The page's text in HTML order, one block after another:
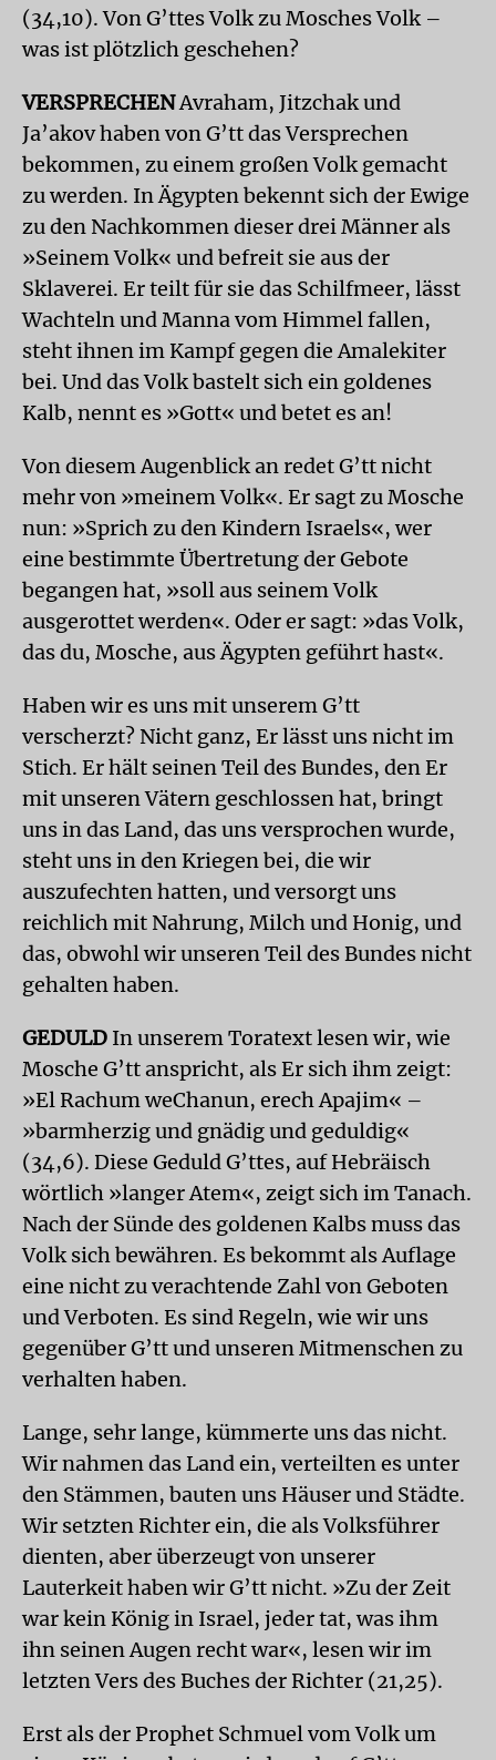
(34,10). Von G’ttes Volk zu Mosches Volk –
was ist plötzlich geschehen?
VERSPRECHENAvraham, Jitzchak und
Ja’akov haben von G’tt das Versprechen
bekommen, zu einem großen Volk gemacht
zu werden. In Ägypten bekennt sich der Ewige
zu den Nachkommen dieser drei Männer als
»Seinem Volk« und befreit sie aus der
Sklaverei. Er teilt für sie das Schilfmeer, lässt
Wachteln und Manna vom Himmel fallen,
steht ihnen im Kampf gegen die Amalekiter
bei. Und das Volk bastelt sich ein goldenes
Kalb, nennt es »Gott« und betet es an!
Von diesem Augenblick an redet G’tt nicht
mehr von »meinem Volk«. Er sagt zu Mosche
nun: »Sprich zu den Kindern Israels«, wer
eine bestimmte Übertretung der Gebote
begangen hat, »soll aus seinem Volk
ausgerottet werden«. Oder er sagt: »das Volk,
das du, Mosche, aus Ägypten geführt hast«.
Haben wir es uns mit unserem G’tt
verscherzt? Nicht ganz, Er lässt uns nicht im
Stich. Er hält seinen Teil des Bundes, den Er
mit unseren Vätern geschlossen hat, bringt
uns in das Land, das uns versprochen wurde,
steht uns in den Kriegen bei, die wir
auszufechten hatten, und versorgt uns
reichlich mit Nahrung, Milch und Honig, und
das, obwohl wir unseren Teil des Bundes nicht
gehalten haben.
GEDULD In unserem Toratext lesen wir, wie
Mosche G’tt anspricht, als Er sich ihm zeigt:
»El Rachum weChanun, erech Apajim« –
»barmherzig und gnädig und geduldig«
(34,6). Diese Geduld G’ttes, auf Hebräisch
wörtlich »langer Atem«, zeigt sich im Tanach.
Nach der Sünde des goldenen Kalbs muss das
Volk sich bewähren. Es bekommt als Auflage
eine nicht zu verachtende Zahl von Geboten
und Verboten. Es sind Regeln, wie wir uns
gegenüber G’tt und unseren Mitmenschen zu
verhalten haben.
Lange, sehr lange, kümmerte uns das nicht.
Wir nahmen das Land ein, verteilten es unter
den Stämmen, bauten uns Häuser und Städte.
Wir setzten Richter ein, die als Volksführer
dienten, aber überzeugt von unserer
Lauterkeit haben wir G’tt nicht. »Zu der Zeit
war kein König in Israel, jeder tat, was ihm
ihn seinen Augen recht war«, lesen wir im
letzten Vers des Buches der Richter (21,25).
Erst als der Prophet Schmuel vom Volk um